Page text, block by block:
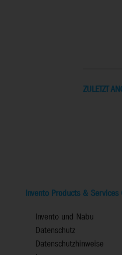
ZULETZT
Invento Products & Services
Invento und Nabu
Datenschutz
Datenschutzhinweise